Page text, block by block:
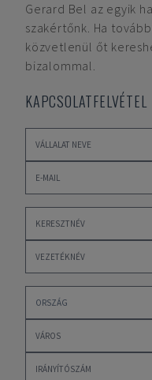
Gerard Bel az egyik
szakértőnk. Ha
közvetlenül őt
bizalommal.
KAPCSOLATFELVÉTEL